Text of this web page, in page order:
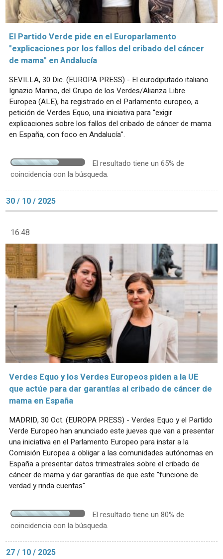
El Partido Verde pide en el Europarlamento
"explicaciones por los fallos del cribado del cáncer
de mama" en Andalucía
SEVILLA, 30 Dic. (EUROPA PRESS) - El eurodiputado italiano
Ignazio Marino, del Grupo de los Verdes/Alianza Libre
Europea (ALE), ha registrado en el Parlamento europeo, a
petición de Verdes Equo, una iniciativa para "exigir
explicaciones sobre los fallos del cribado de cáncer de mama
en España, con foco en Andalucía".
El resultado tiene un 65% de
coincidencia con la búsqueda.
30 / 10 / 2025
16:48
Verdes Equo y los Verdes Europeos piden a la UE
que actúe para dar garantías al cribado de cáncer de
mama en España
MADRID, 30 Oct. (EUROPA PRESS) - Verdes Equo y el Partido
Verde Europeo han anunciado este jueves que van a presentar
una iniciativa en el Parlamento Europeo para instar a la
Comisión Europea a obligar a las comunidades autónomas en
España a presentar datos trimestrales sobre el cribado de
cáncer de mama y dar garantías de que este "funcione de
verdad y rinda cuentas".
El resultado tiene un 80% de
coincidencia con la búsqueda.
27 / 10 / 2025